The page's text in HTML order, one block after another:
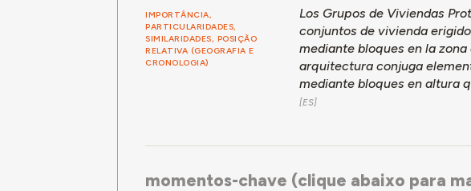
IMPORTÂNCIA,
PARTICULARIDADES,
SIMILARIDADES, POSIÇÃO
RELATIVA (GEOGRAFIA E
CRONOLOGIA)
Los Grupos de Viviendas
conjuntos de vivienda
mediante bloques en la
arquitectura conjuga
mediante bloques en altura
momentos-chave (clique abaixo para